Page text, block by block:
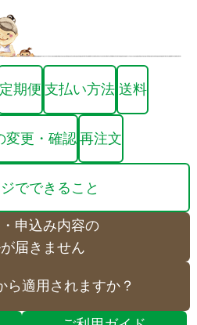
定期便 支払い方法 送料
変更・確認 再注文
でできること
申込み内容の
届きません
ら適用されますか？